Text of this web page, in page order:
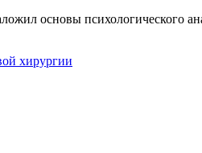
основы психологического
хирургии